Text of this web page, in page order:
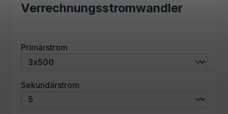
Verrechnungsstromwandler
Primärstrom
Sekundärstrom